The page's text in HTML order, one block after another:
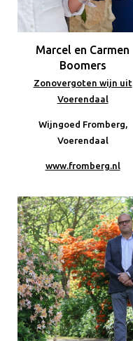
Marcel en Carmen
Boomers
Zonovergoten wijn uit
Voerendaal
Wijngoed Fromberg,
Voerendaal
www.fromberg.nl